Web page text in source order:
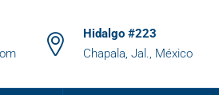
Hidalgo #223
Chapala, Jal., México